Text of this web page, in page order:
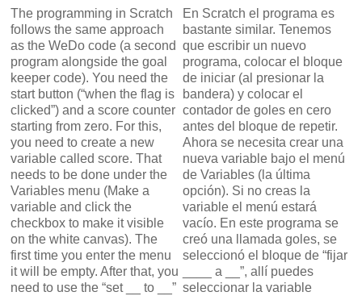
The programming in Scratch
follows the same approach
as the WeDo code (a second
program alongside the goal
keeper code). You need the
start button (“when the flag is
clicked”) and a score counter
starting from zero. For this,
you need to create a new
variable called score. That
needs to be done under the
Variables menu (Make a
variable and click the
checkbox to make it visible
on the white canvas). The
first time you enter the menu
it will be empty. After that, you
need to use the “set __ to __”
En Scratch el programa es
bastante similar. Tenemos
que escribir un nuevo
programa, colocar el bloque
de iniciar (al presionar la
bandera) y colocar el
contador de goles en cero
antes del bloque de repetir.
Ahora se necesita crear una
nueva variable bajo el menú
de Variables (la última
opción). Si no creas la
variable el menú estará
vacío. En este programa se
creó una llamada goles, se
seleccionó el bloque de “fijar
____ a __”, allí puedes
seleccionar la variable